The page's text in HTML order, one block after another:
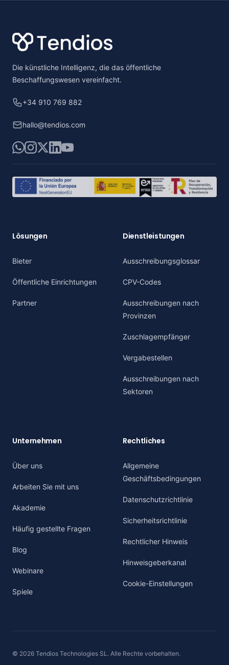
Die künstliche Intelligenz, die das öffentliche
Beschaffungswesen vereinfacht.
+34 910 769 882
hallo@tendios.com
WhatsApp
Instagram
X LinkedIn
YouTube
Lösungen
Bieter
Öffentliche Einrichtungen
Partner
Dienstleistungen
Ausschreibungsglossar
CPV-Codes
Ausschreibungen nach
Provinzen
Zuschlagempfänger
Vergabestellen
Ausschreibungen nach
Sektoren
Unternehmen
Über uns
Arbeiten Sie mit uns
Akademie
Häufig gestellte Fragen
Blog
Webinare
Spiele
Rechtliches
Allgemeine
Geschäftsbedingungen
Datenschutzrichtlinie
Sicherheitsrichtlinie
Rechtlicher Hinweis
Hinweisgeberkanal
Cookie-Einstellungen
© 2026 Tendios Technologies SL. Alle Rechte vorbehalten.